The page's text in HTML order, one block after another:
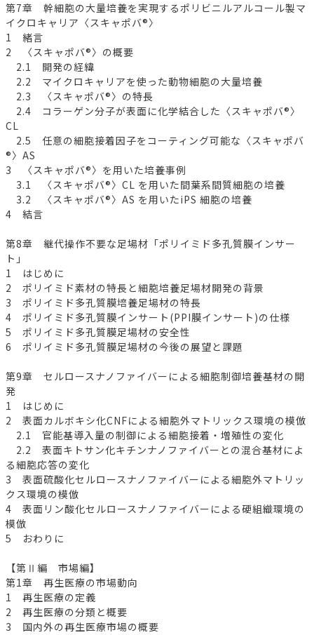
第7章 幹細胞の大量培養を実現するポリビニルアルコール製マ
イクロキャリア〈スキャポバ®〉
1 緒言
2 〈スキャポバ®〉の概要
2.1 開発の経緯
2.2 マイクロキャリアを使った動物細胞の大量培養
2.3 〈スキャポバ®〉の特長
2.4 コラーゲン分子が表面に化学結合した〈スキャポバ®〉
CL
2.5 任意の細胞接着因子をコーティング可能な〈スキャポバ
®〉AS
3 〈スキャポバ®〉を用いた培養事例
3.1 〈スキャポバ®〉CL を用いた間葉系間質細胞の培養
3.2 〈スキャポバ®〉AS を用いたiPS 細胞の培養
4 結言
第8章 継代操作不要な足場材「ポリイミド多孔質膜インサー
ト」
1 はじめに
2 ポリイミド素材の特長と細胞培養足場材開発の背景
3 ポリイミド多孔質膜培養足場材の特長
4 ポリイミド多孔質膜インサート(PPI膜インサート)の仕様
5 ポリイミド多孔質膜足場材の安全性
6 ポリイミド多孔質膜足場材の今後の展望と課題
第9章 セルロースナノファイバーによる細胞制御培養基材の開
発
1 はじめに
2 表面カルボキシ化CNFによる細胞外マトリックス環境の模倣
2.1 官能基導入量の制御による細胞接着・増殖性の変化
2.2 表面キトサン化キチンナノファイバーとの混合基材によ
る細胞応答の変化
3 表面硫酸化セルロースナノファイバーによる細胞外マトリッ
クス環境の模倣
4 表面リン酸化セルロースナノファイバーによる硬組織環境の
模倣
5 おわりに
【第Ⅱ編 市場編】
第1章 再生医療の市場動向
1 再生医療の定義
2 再生医療の分類と概要
3 国内外の再生医療市場の概要